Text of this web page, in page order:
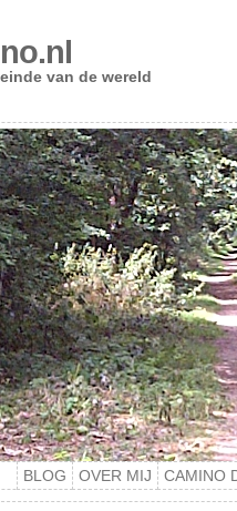
van de wereld
BLOG OVER MIJ CAMINO